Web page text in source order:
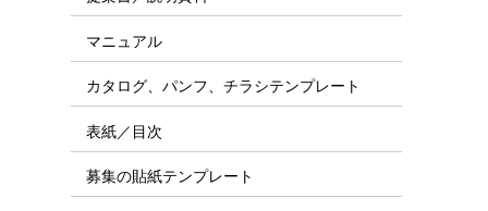
マニュアル
カタログ、パンフ、チラシテンプレート
表紙／目次
募集の貼紙テンプレート